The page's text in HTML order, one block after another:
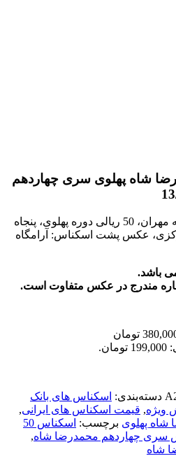
محمدرضا شاه پهلوی سری چهاردهم
قیمت اسکناس ۵۰ ریالی یگانه مهران، 50 ریالی دوره پهلوی، پنجاه
عکس پشت اسکناس: آرامگاه
باشد.
مندرج در عکس متفاوت است.
قیمت اصلی: 380,000 تومان
دسته‌بندی: اسکناس های بانک
ویژه, قیمت اسکناس های ایرانی,
پهلوی برچسب:
اسکناس 50
سری چهاردهم محمدرضا شاه,
شاه